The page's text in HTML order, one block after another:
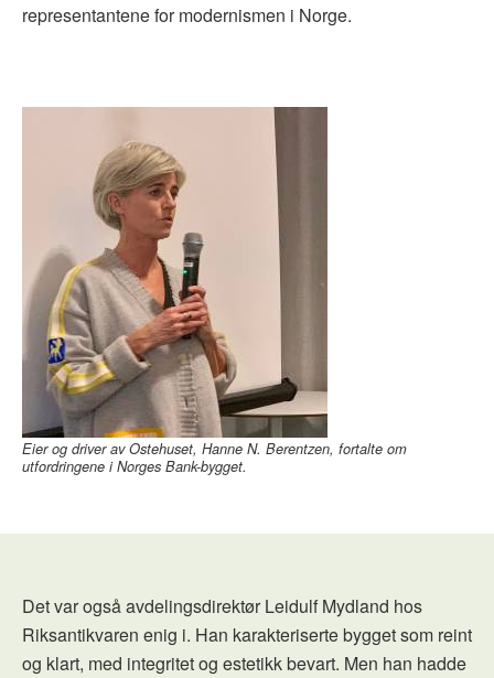
representantene for modernismen i Norge.
Eier og driver av Ostehuset, Hanne N. Berentzen, fortalte om
utfordringene i Norges Bank-bygget.
Det var også avdelingsdirektør Leidulf Mydland hos
Riksantikvaren enig i. Han karakteriserte bygget som reint
og klart, med integritet og estetikk bevart. Men han hadde